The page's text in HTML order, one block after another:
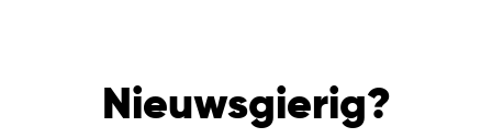
Nieuwsgierig?